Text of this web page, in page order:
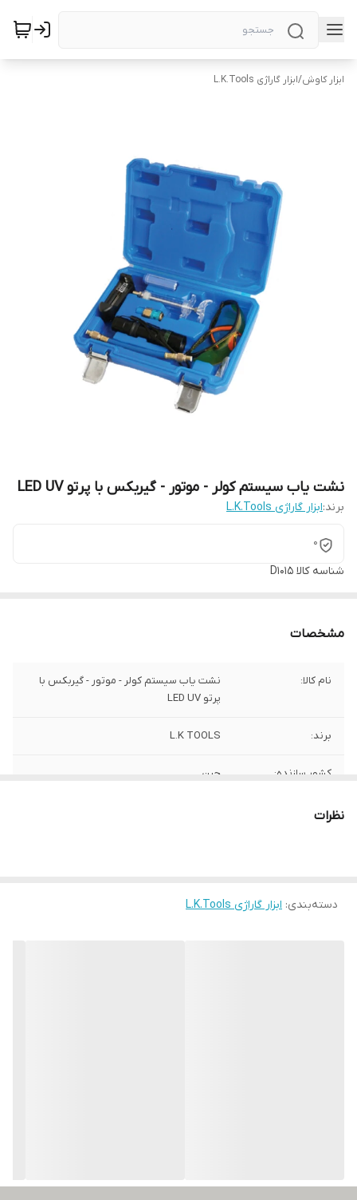
ابزار کاوش/ابزار گاراژی L.K.Tools
نشت یاب سیستم کولر - موتور - گیربکس با پرتو LED UV
برند:ابزار گاراژی L.K.Tools
0
شناسه کالا D1015
مشخصات
نام کالا:
نشت یاب سیستم کولر - موتور - گیربکس با
پرتو LED UV
برند: L.K TOOLS
کشور سازنده: چین
نظرات
دسته‌بندی: ابزار گاراژی L.K.Tools